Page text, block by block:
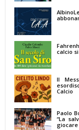
calcio
Il
Calcio
Paolo
“La
giocare